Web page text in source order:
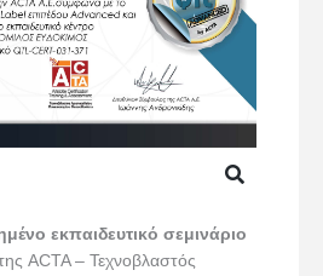
εκπαιδευτικό σεμινάριο
ACTA – Τεχνοβλαστός